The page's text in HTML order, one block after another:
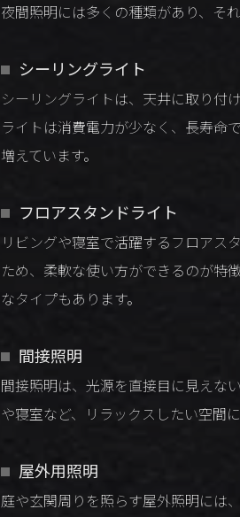
夜間照明には多くの種類があり、そ
シーリングライト
シーリングライトは、天井に取り付
ライトは消費電力が少なく、長寿命
増えています。
フロアスタンドライト
リビングや寝室で活躍するフロアス
ため、柔軟な使い方ができるのが特
なタイプもあります。
間接照明
間接照明は、光源を直接目に見えな
や寝室など、リラックスしたい空間
屋外用照明
庭や玄関周りを照らす屋外照明には